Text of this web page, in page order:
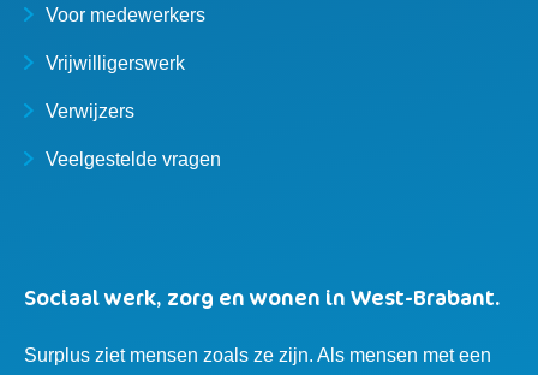
Voor medewerkers
Vrijwilligerswerk
Verwijzers
Veelgestelde vragen
Sociaal werk, zorg en wonen in West-Brabant.
Surplus ziet mensen zoals ze zijn. Als mensen met een